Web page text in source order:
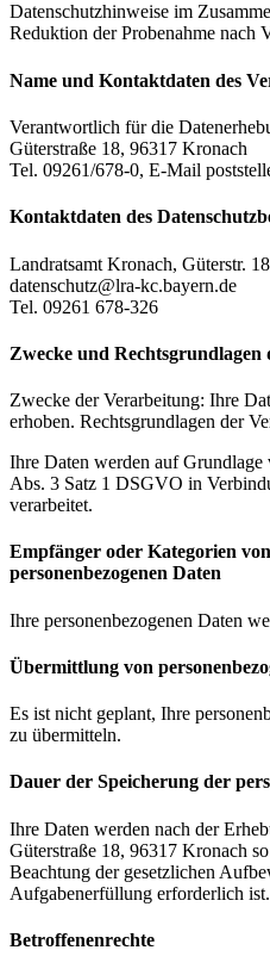
Datenschutzhinweise im
Reduktion der Probenahme nach
Name und Kontaktdaten des
Verantwortlich für die
Güterstraße 18, 96317 Kronach
Tel. 09261/678-0, E-Mail
Kontaktdaten des
Landratsamt Kronach, Güterstr.
datenschutz@lra-kc.bayern.de
Tel. 09261 678-326
Zwecke und
Zwecke der Verarbeitung: Ihre
erhoben. Rechtsgrundlagen der
Ihre Daten werden auf
Abs. 3 Satz 1 DSGVO in
verarbeitet.
Empfänger oder Kategorien
personenbezogenen Daten
Ihre personenbezogenen Daten
Übermittlung von
Es ist nicht geplant, Ihre
zu übermitteln.
Dauer der Speicherung der
Ihre Daten werden nach der
Güterstraße 18, 96317 Kronach
Beachtung der gesetzlichen
Aufgabenerfüllung erforderlich ist.
Betroffenenrechte